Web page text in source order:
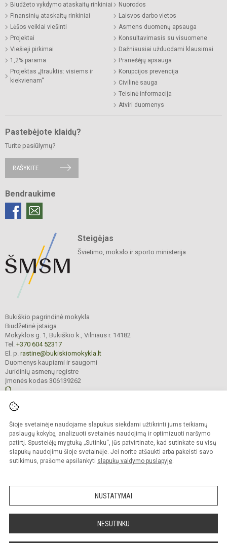
Šioje svetainėje naudojame slapukus siekdami užtikrinti jums teikiamų
paslaugų kokybę, analizuoti svetainės naudojimą ir optimizuoti naršymo
patirtį. Spustelėję mygtuką „Sutinku“, jūs patvirtinate, kad sutinkate su visų
slapukų naudojimu šioje svetainėje. Jei norite atšaukti arba pakeisti savo
sutikimus, prašome apsilankyti slapukų valdymo puslapyje.
NUSTATYMAI
NESUTINKU
Biudžeto vykdymo ataskaitų rinkiniai
Finansinių ataskaitų rinkiniai
Lėšos veiklai viešinti
Projektai
Viešieji pirkimai
1,2% parama
Projektas „Įtrauktis: visiems ir
kiekvienam“
Nuorodos
Laisvos darbo vietos
Asmens duomenų apsauga
Konsultavimasis su visuomene
Dažniausiai užduodami klausimai
Pranešėjų apsauga
Korupcijos prevencija
Civilinė sauga
Teisinė informacija
Atviri duomenys
Pastebėjote klaidų?
Turite pasiūlymų?
RAŠYKITE
Bendraukime
Steigėjas
Švietimo, mokslo ir sporto ministerija
Bukiškio pagrindinė mokykla
Biudžetinė įstaiga
Mokyklos g. 1, Bukiškio k., Vilniaus r. 14182
Tel. +370 604 52317
El. p. rastine@bukiskiomokykla.lt
Duomenys kaupiami ir saugomi
Juridinių asmenų registre
Įmonės kodas 306139262
Kopijuoti turinį be raštiško Bukiškio pagrindinės mokyklos administracijos
sutikimo griežtai draudžiama.
Prieinamumo paraiška Slapukų valdymas
Sumanus būdas atnaujinti